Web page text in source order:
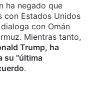
ha negado que
con Estados Unidos
con Omán
Mientras tanto,
Trump, ha
su "última
.